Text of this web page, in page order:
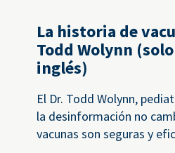
La historia de
Todd Wolynn
inglés)
El Dr. Todd Wolynn,
la desinformación no
vacunas son seguras y